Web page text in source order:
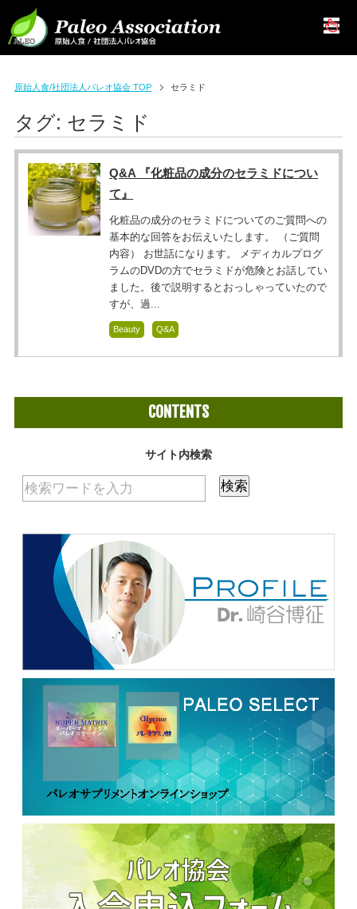
原始人食/社団法人パレオ協会 TOP セラミド
タグ: セラミド
Q&A 『化粧品の成分のセラミドについ
て』
化粧品の成分のセラミドについてのご質問への
基本的な回答をお伝えいたします。 （ご質問
内容） お世話になります。 メディカルプログ
ラムのDVDの方でセラミドが危険とお話してい
ました。後で説明するとおっしゃっていたので
すが、過...
Beauty Q&A
CONTENTS
サイト内検索